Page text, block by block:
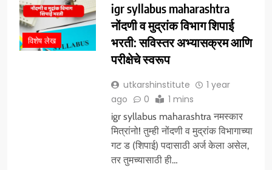
विशेष लेख
igr syllabus maharashtra
नोंदणी व मुद्रांक विभाग शिपाई
भरती: सविस्तर अभ्यासक्रम आणि
परीक्षेचे स्वरूप
utkarshinstitute
1 year
ago
0 1 mins
igr syllabus maharashtra नमस्कार
मित्रांनो! तुम्ही नोंदणी व मुद्रांक विभागाच्या
गट ड (शिपाई) पदासाठी अर्ज केला असेल,
तर तुमच्यासाठी ही…